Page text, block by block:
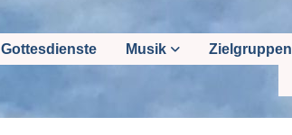
Gottesdienste Musik Zielgruppen